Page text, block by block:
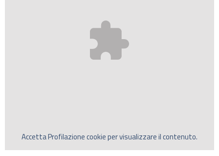
AccettaProfilazionecookie per visualizzare il contenuto.